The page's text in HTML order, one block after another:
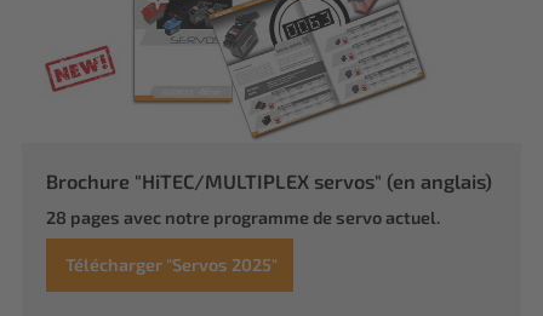
Brochure "HiTEC/MULTIPLEX servos" (en anglais)
28 pages avec notre programme de servo actuel.
Télécharger "Servos 2025"